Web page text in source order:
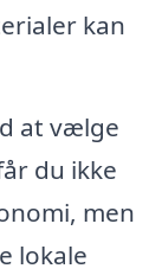
kan
at vælge
du ikke
men
lokale